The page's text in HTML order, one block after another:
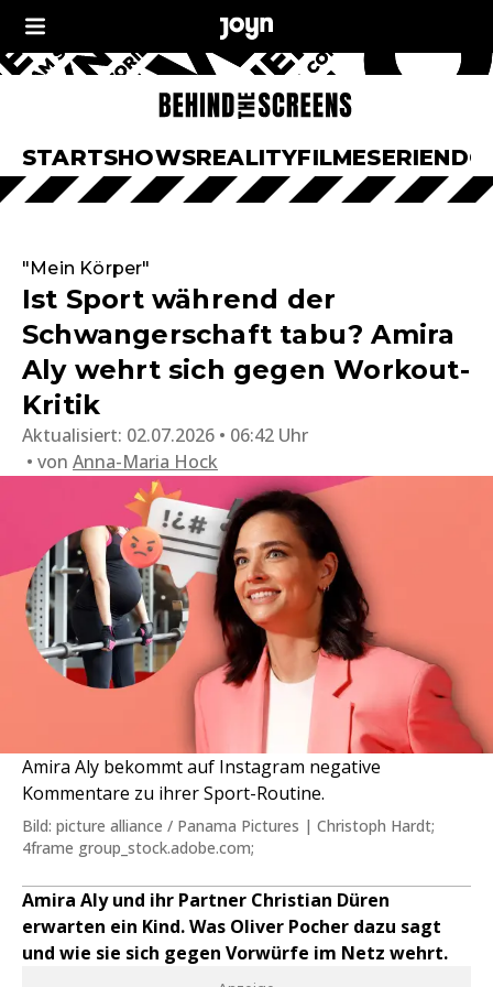
STARTSHOWSREALITYFILMESERIEN
"Mein Körper"
Ist Sport während der
Schwangerschaft tabu? Amira
Aly wehrt sich gegen Workout-
Kritik
Aktualisiert: 02.07.2026 • 06:42 Uhr
von Anna-Maria Hock
Amira Aly bekommt auf Instagram negative
Kommentare zu ihrer Sport-Routine.
Bild: picture alliance / Panama Pictures | Christoph Hardt;
4frame group_stock.adobe.com;
Amira Aly und ihr Partner Christian Düren
erwarten ein Kind. Was Oliver Pocher dazu sagt
und wie sie sich gegen Vorwürfe im Netz wehrt.